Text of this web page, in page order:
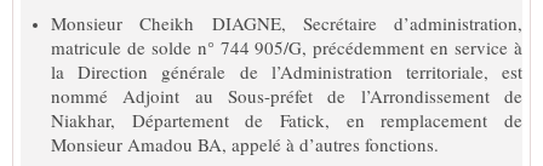
Monsieur Cheikh DIAGNE, Secrétaire d’administration,
matricule de solde n° 744 905/G, précédemment en service à
la Direction générale de l’Administration territoriale, est
nommé Adjoint au Sous-préfet de l’Arrondissement de
Niakhar, Département de Fatick, en remplacement de
Monsieur Amadou BA, appelé à d’autres fonctions.